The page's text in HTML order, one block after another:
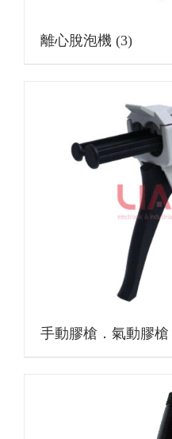
離心脫泡機 (3)
手動膠槍．氣動膠槍